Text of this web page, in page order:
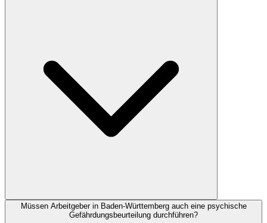
Müssen Arbeitgeber in Baden-Württemberg auch eine psychische